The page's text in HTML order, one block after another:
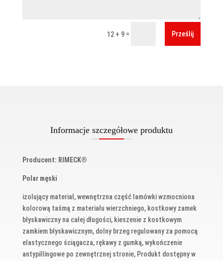
12 + 9 = Prześlij
Informacje szczegółowe produktu
Producent: RIMECK®
Polar męski
izolujący materiał, wewnętrzna część lamówki wzmocniona
kolorową taśmą z materiału wierzchniego, kostkowy zamek
błyskawiczny na całej długości, kieszenie z kostkowym
zamkiem błyskawicznym, dolny brzeg regulowany za pomocą
elastycznego ściągacza, rękawy z gumką, wykończenie
antypillingowe po zewnętrznej stronie, Produkt dostępny w